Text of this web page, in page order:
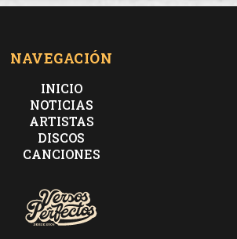
NAVEGACIÓN
INICIO
NOTICIAS
ARTISTAS
DISCOS
CANCIONES